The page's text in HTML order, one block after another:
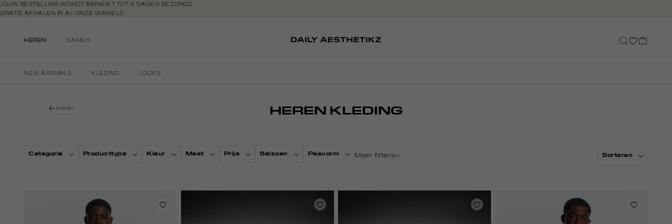
Navigeer
direct naar
Open de
JOUW BESTELLING WORDT BINNEN 1 TOT 5 DAGEN BEZORGD
GRATIS AFHALEN IN AL ONZE WINKELS
HEREN
DAMES
NEW ARRIVALS KLEDING LOOKS
Heren HEREN KLEDING
Categorie Producttype Kleur Maat Prijs Seizoen Pasvorm Sorteren
Meer filters